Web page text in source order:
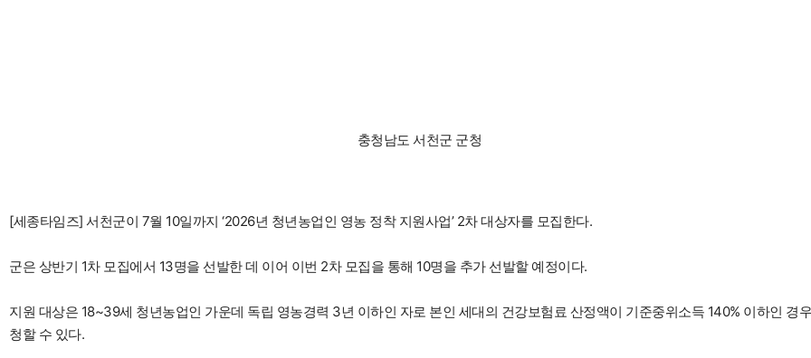
충청남도 서천군 군청
[세종타임즈] 서천군이 7월 10일까지 ‘2026년 청년농업인 영농 정착 지원사업’ 2차 대상자를 모집한다.
군은 상반기 1차 모집에서 13명을 선발한 데 이어 이번 2차 모집을 통해 10명을 추가 선발할 예정이다.
지원 대상은 18~39세 청년농업인 가운데 독립 영농경력 3년 이하인 자로 본인 세대의 건강보험료 산정액이 기준중위소득 140% 이하인 경
청할 수 있다.